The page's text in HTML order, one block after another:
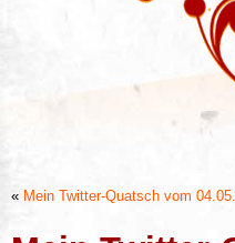
« Mein Twitter-Quatsch vom